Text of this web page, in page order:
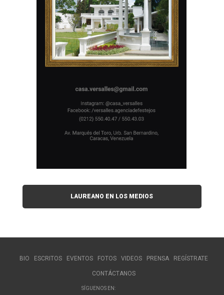
LAUREANO EN LOS MEDIOS
BIO ESCRITOS EVENTOS FOTOS VIDEOS PRENSA REGÍSTRATE
CONTÁCTANOS
SÍGUENOS EN: